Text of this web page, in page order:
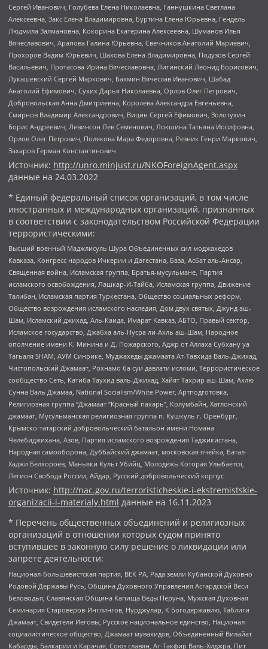
Сергей Иванович, Голубева Елена Николаевна, Ганнушкина Светлана
Алексеевна, Закс Елена Владимировна, Буртина Елена Юрьевна, Гендель
Людмила Залмановна, Кокорина Екатерина Алексеевна, Шуманов Илья
Вячеславович, Арапова Галина Юрьевна, Свечников Анатолий Мариевич,
Прохоров Вадим Юрьевич, Шахова Елена Владимировна, Подузов Сергей
Васильевич, Протасова Ирина Вячеславовна, Литинский Леонид Борисович,
Лукашевский Сергей Маркович, Бахмин Вячеслав Иванович, Шабад
Анатолий Ефимович, Сухих Дарья Николаевна, Орлов Олег Петрович,
Добровольская Анна Дмитриевна, Королева Александра Евгеньевна,
Смирнов Владимир Александрович, Вицин Сергей Ефимович, Золотухин
Борис Андреевич, Левинсон Лев Семенович, Локшина Татьяна Иосифовна,
Орлов Олег Петрович, Полякова Мара Федоровна, Резник Генри Маркович,
Захаров Герман Константинович
Источник: http://unro.minjust.ru/NKOForeignAgent.aspx
данные на 24.03.2022
* Единый федеральный список организаций, в том числе
иностранных и международных организаций, признанных
в соответствии с законодательством Российской Федерации
террористическими:
Высший военный Маджлисуль Шура Объединенных сил моджахедов
Кавказа, Конгресс народов Ичкерии и Дагестана, База, Асбат аль-Ансар,
Священная война, Исламская группа, Братья-мусульмане, Партия
исламского освобождения, Лашкар-И-Тайба, Исламская группа, Движение
Талибан, Исламская партия Туркестана, Общество социальных реформ,
Общество возрождения исламского наследия, Дом двух святых, Джунд аш-
Шам, Исламский джихад, Аль-Каида, Имарат Кавказ, АБТО, Правый сектор,
Исламское государство, Джабха аль-Нусра ли-Ахль аш-Шам, Народное
ополчение имени К. Минина и Д. Пожарского, Аджр от Аллаха Субхану уа
Тагьаля SHAM, АУМ Синрике, Муджахеды джамаата Ат-Тавхида Валь-Джихад,
Чистопольский Джамаат, Рохнамо ба суи давлати исломи, Террористическое
сообщество Сеть, Катиба Таухид валь-Джихад, Хайят Тахрир аш-Шам, Ахлю
Сунна Валь Джамаа, National Socialism/White Power, Артподготовка,
Религиозная группа “Джамаат “Красный пахарь”, Колумбайн, Хатлонский
джамаат, Мусульманская религиозная группа п. Кушкуль г. Оренбург,
Крымско-татарский добровольческий батальон имени Номана
Челебиджихана, Азов, Партия исламского возрождения Таджикистана,
Народная самооборона, Дуббайский джамаат, московская ячейка, Батал-
Хаджи Белхороев, Маньяки Культ Убийц, Молодёжь Которая Улыбается,
Легион Свобода России, Айдар, Русский добровольческий корпус
Источник: http://nac.gov.ru/terroristicheskie-i-ekstremistskie-
organizacii-i-materialy.html данные на 16.11.2023
* Перечень общественных объединений и религиозных
организаций в отношении которых судом принято
вступившее в законную силу решение о ликвидации или
запрете деятельности:
Национал-большевистская партия, ВЕК РА, Рада земли Кубанской Духовно
Родовой Державы Русь, Община Духовного Управления Асгардской Веси
Беловодья, Славянская Община Капища Веды Перуна, Мужская Духовная
Семинария Староверов-Инглингов, Нурджулар, К Богодержавию, Таблиги
Джамаат, Свидетели Иеговы, Русское национальное единство, Национал-
социалистическое общество, Джамаат мувахидов, Объединенный Вилайат
Кабарды, Балкарии и Карачая, Союз славян, Ат-Такфир Валь-Хиджра, Пит